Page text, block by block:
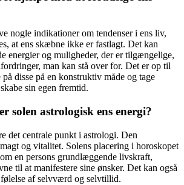
nogle indikationer om tendenser i ens liv,
at ens skæbne ikke er fastlagt. Det kan
energier og muligheder, der er tilgængelige,
man kan stå over for. Det er op til
på disse på en konstruktiv måde og tage
sin egen fremtid.
solen astrologisk ens energi?
det centrale punkt i astrologi. Den
og vitalitet. Solens placering i horoskopet
en persons grundlæggende livskraft,
til at manifestere sine ønsker. Det kan også
af selvværd og selvtillid.